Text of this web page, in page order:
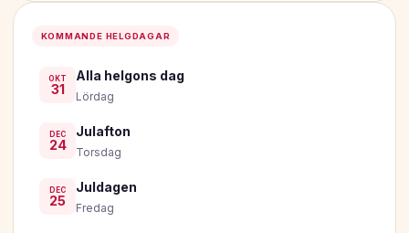
KOMMANDE HELGDAGAR
OKT
31
Alla helgons dag
Lördag
DEC
24
Julafton
Torsdag
DEC
25
Juldagen
Fredag